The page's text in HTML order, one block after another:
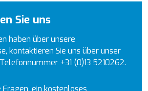
Sie uns
haben über unsere
kontaktieren Sie uns über unser
+31 (0)13 5210262.
ein kostenloses